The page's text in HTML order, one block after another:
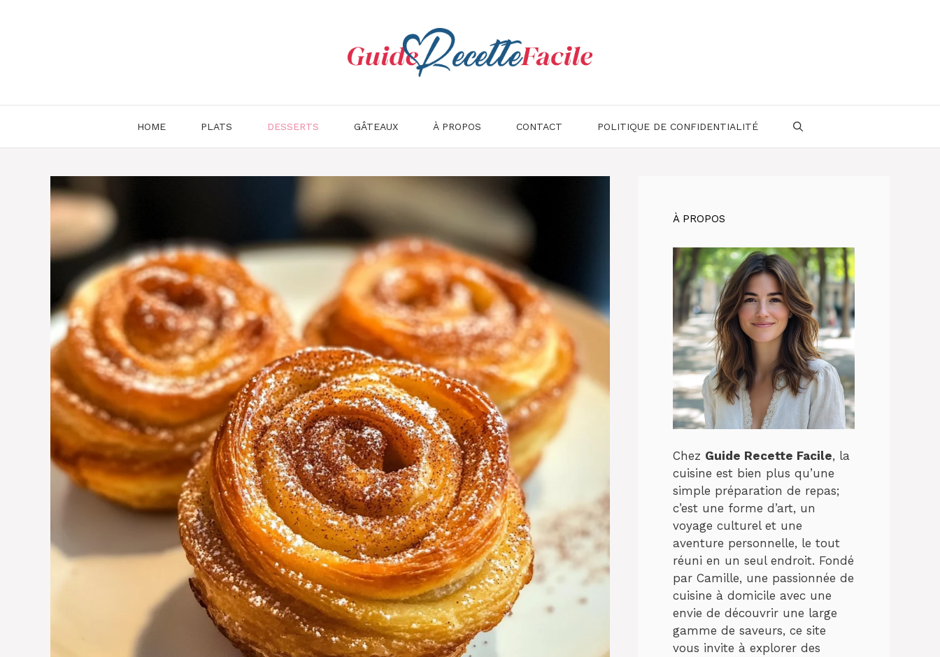
HOME PLATS DESSERTS GÂTEAUX À PROPOS CONTACT POLITIQUE DE CONFIDENTIALITÉ
À PROPOS
Chez Guide Recette Facile, la
cuisine est bien plus qu’une
simple préparation de repas;
c’est une forme d’art, un
voyage culturel et une
aventure personnelle, le tout
réuni en un seul endroit. Fondé
par Camille, une passionnée de
cuisine à domicile avec une
envie de découvrir une large
gamme de saveurs, ce site
vous invite à explorer des